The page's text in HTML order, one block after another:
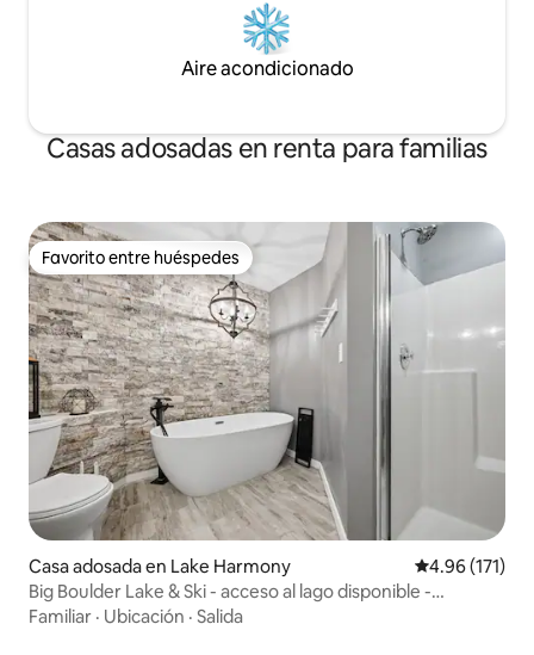
Aire acondicionado
Casas adosadas en renta para familias
Favorito entre huéspedes
Favorito entre huéspedes
Casa adosada en Lake Harmony Calificación
4.96 (171)
Big Boulder Lake & Ski - acceso al lago disponible -
actualizado
Familiar · Ubicación · Salida